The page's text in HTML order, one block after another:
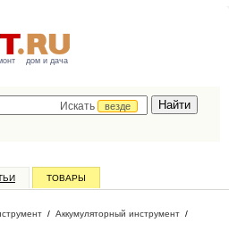
дом и дача
Искать
везде
ТОВАРЫ
/ Аккумуляторный инструмент /